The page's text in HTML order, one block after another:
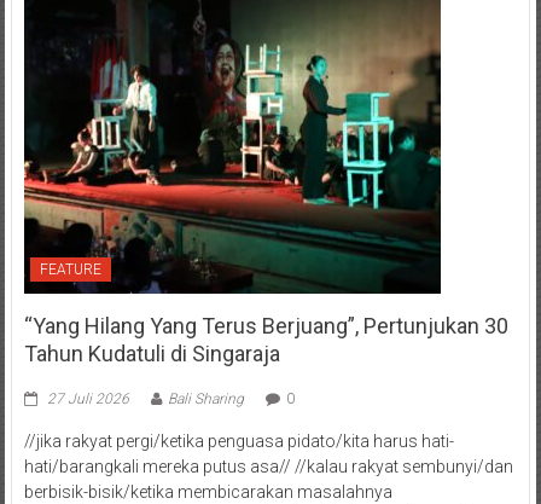
FEATURE
“Yang Hilang Yang Terus Berjuang”, Pertunjukan 30
Tahun Kudatuli di Singaraja
27 Juli 2026 Bali Sharing 0
//jika rakyat pergi/ketika penguasa pidato/kita harus hati-
hati/barangkali mereka putus asa// //kalau rakyat sembunyi/dan
berbisik-bisik/ketika membicarakan masalahnya